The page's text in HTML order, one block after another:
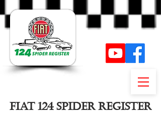
FIAT 124 SPIDER REGISTER